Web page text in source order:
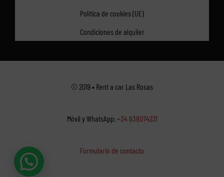
Política de cookies (UE)
Condiciones de alquiler
© 2019 • Rent a car Las Rosas
Móvil y WhatsApp:+34 638074231
Formulario de contacto